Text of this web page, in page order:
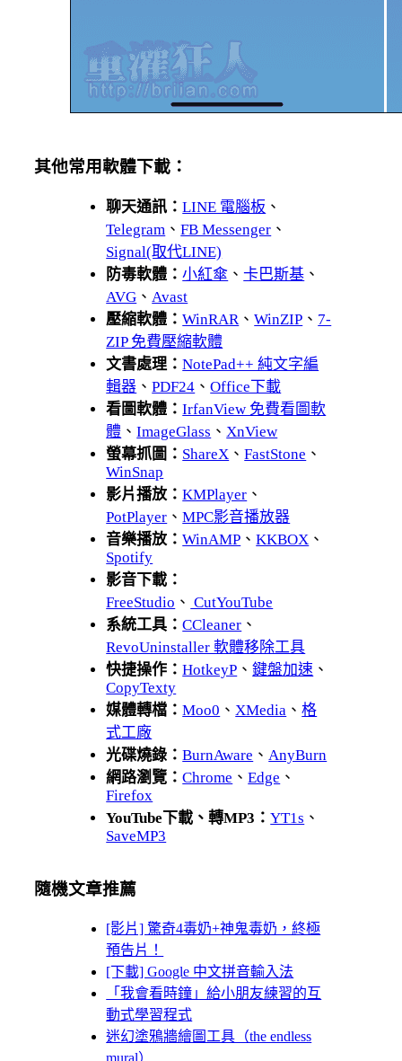
其他常用軟體下載：
聊天通訊：LINE 電腦板 、
Telegram 、FB Messenger 、
Signal(取代LINE)
防毒軟體：小紅傘 、卡巴斯基 、
AVG 、 Avast
壓縮軟體：WinRAR 、WinZIP 、 7-
ZIP 免費壓縮軟體
文書處理：NotePad++ 純文字編
輯器 、PDF24 、Office下載
看圖軟體：IrfanView 免費看圖軟
體 、ImageGlass 、 XnView
螢幕抓圖： ShareX 、FastStone 、
WinSnap
影片播放：KMPlayer 、
PotPlayer 、MPC影音播放器
音樂播放：WinAMP 、KKBOX 、
Spotify
影音下載：
FreeStudio 、 CutYouTube
系統工具：CCleaner 、
RevoUninstaller 軟體移除工具
快捷操作：HotkeyP 、鍵盤加速 、
CopyTexty
媒體轉檔：Moo0 、 XMedia 、格
式工廠
光碟燒錄：BurnAware 、 AnyBurn
網路瀏覽：Chrome 、Edge 、
Firefox
YouTube下載、轉MP3：YT1s 、
SaveMP3
隨機文章推薦
[影片] 驚奇4毒奶+神鬼毒奶，終極
預告片！
[下載] Google 中文拼音輸入法
「我會看時鐘」給小朋友練習的互
動式學習程式
迷幻塗鴉牆繪圖工具（the endless
mural）